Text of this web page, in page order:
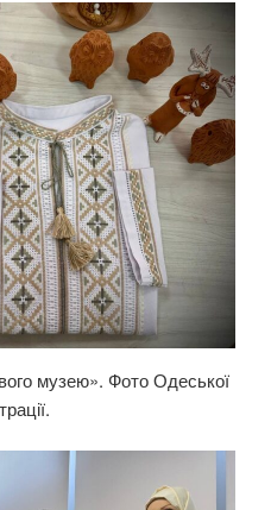
музею». Фото Одеської